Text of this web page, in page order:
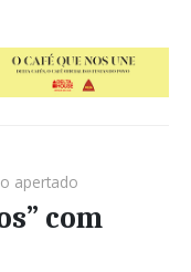
apertado
com